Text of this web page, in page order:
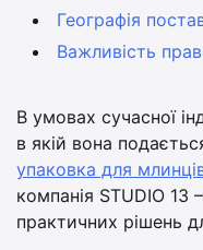
Географія
Важливість
В умовах сучасної
в якій вона
упаковка для
компанія STUDIO 13
практичних рішень